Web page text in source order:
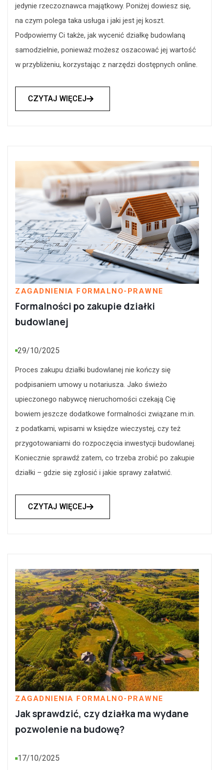
jedynie rzeczoznawca majątkowy. Poniżej dowiesz się,
na czym polega taka usługa i jaki jest jej koszt.
Podpowiemy Ci także, jak wycenić działkę budowlaną
samodzielnie, ponieważ możesz oszacować jej wartość
w przybliżeniu, korzystając z narzędzi dostępnych online.
CZYTAJ WIĘCEJ
ZAGADNIENIA FORMALNO-PRAWNE
Formalności po zakupie działki
budowlanej
29/10/2025
Proces zakupu działki budowlanej nie kończy się
podpisaniem umowy u notariusza. Jako świeżo
upieczonego nabywcę nieruchomości czekają Cię
bowiem jeszcze dodatkowe formalności związane m.in.
z podatkami, wpisami w księdze wieczystej, czy też
przygotowaniami do rozpoczęcia inwestycji budowlanej.
Koniecznie sprawdź zatem, co trzeba zrobić po zakupie
działki – gdzie się zgłosić i jakie sprawy załatwić.
CZYTAJ WIĘCEJ
ZAGADNIENIA FORMALNO-PRAWNE
Jak sprawdzić, czy działka ma wydane
pozwolenie na budowę?
17/10/2025